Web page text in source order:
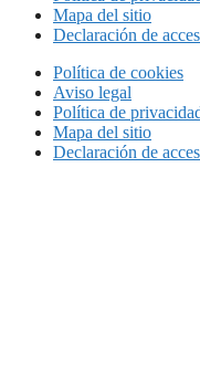
Mapa del sitio
Declaración de
Política de cookies
Aviso legal
Política de
Mapa del sitio
Declaración de